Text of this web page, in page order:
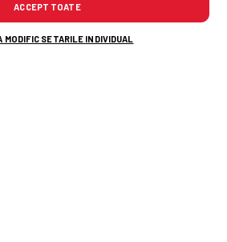
ACCEPT TOATE
MODIFIC SETARILE INDIVIDUAL